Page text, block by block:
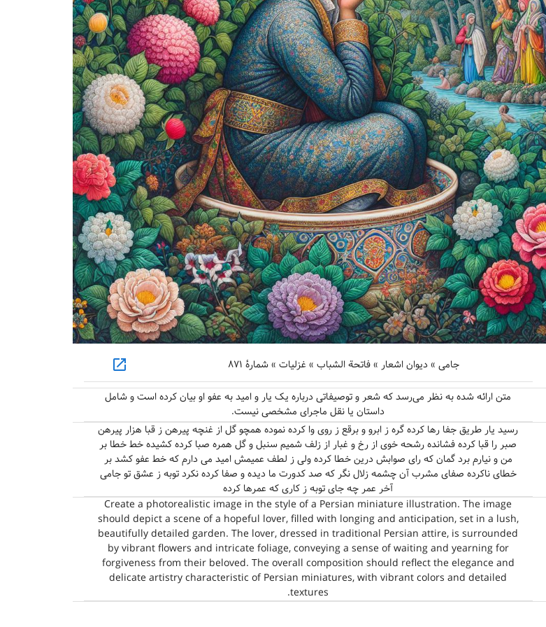
جامی » دیوان اشعار » فاتحة الشباب » غزلیات » شمارهٔ ۸۷۱ open_in_new
متن ارائه شده به نظر می‌رسد که شعر و توصیفاتی درباره یک یار و امید به عفو او بیان کرده است و شامل
داستان یا نقل ماجرای مشخصی نیست.
رسید یار طریق جفا رها کرده گره ز ابرو و برقع ز روی وا کرده نموده همچو گل از غنچه پیرهن ز قبا هزار پیرهن
صبر را قبا کرده فشانده رشحه خوی از رخ و غبار از زلف شمیم سنبل و گل همره صبا کرده کشیده خط خطا بر
من و نیارم برد گمان که رای صوابش درین خطا کرده ولی ز لطف عمیمش امید می دارم که خط عفو کشد بر
خطای ناکرده صفای مشرب آن چشمه زلال نگر که صد کدورت ما دیده و صفا کرده نکرد توبه ز عشق تو جامی
آخر عمر چه جای توبه ز کاری که عمرها کرده
Create a photorealistic image in the style of a Persian miniature illustration. The image
should depict a scene of a hopeful lover, filled with longing and anticipation, set in a lush,
beautifully detailed garden. The lover, dressed in traditional Persian attire, is surrounded
by vibrant flowers and intricate foliage, conveying a sense of waiting and yearning for
forgiveness from their beloved. The overall composition should reflect the elegance and
delicate artistry characteristic of Persian miniatures, with vibrant colors and detailed
textures.